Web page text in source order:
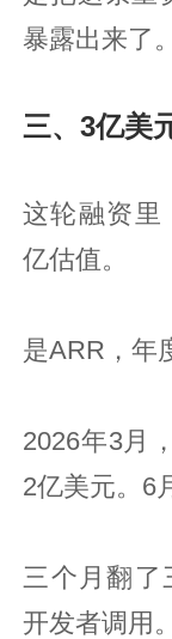
暴露出来了。
三、3亿美
这轮融资里
亿估值。
是ARR，年
2026年3月
2亿美元。6
三个月翻了
开发者调用。